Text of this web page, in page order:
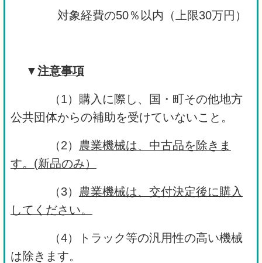
対象経費の50％以内（上限30万円）
▼注意事項
（1）購入に際し、国・町その他地方
公共団体からの補助を受けていないこと。
（2） 農業機械は、中古品を除きま
す。(新品のみ）
（3） 農業機械は、交付決定後に購入
してください。
（4）トラック等の汎用性の高い機械
は除きます。